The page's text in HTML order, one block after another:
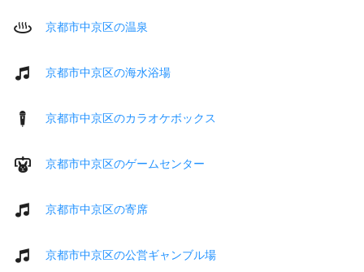
京都市中京区の温泉
京都市中京区の海水浴場
京都市中京区のカラオケボックス
京都市中京区のゲームセンター
京都市中京区の寄席
京都市中京区の公営ギャンブル場